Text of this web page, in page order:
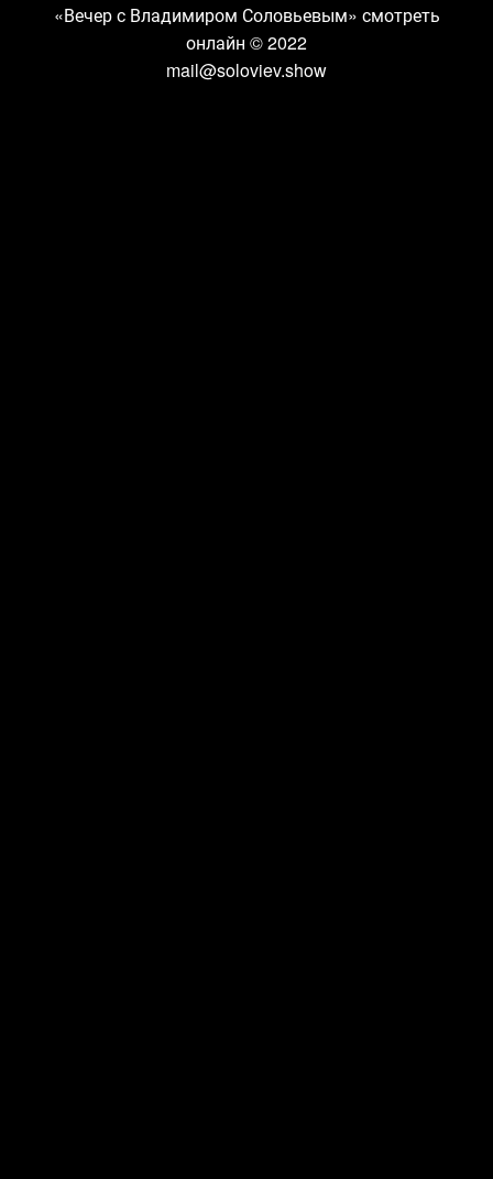
«Вечер с Владимиром Соловьевым» смотреть
онлайн © 2022
mail@soloviev.show